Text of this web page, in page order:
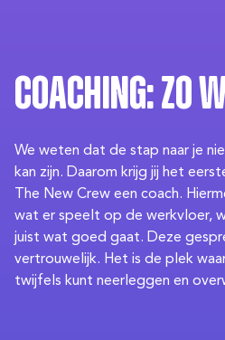
Coaching: zo
We weten dat de stap naar je
kan zijn. Daarom krijg jij het
The New Crew een coach.
wat er speelt op de werkvloer,
juist wat goed gaat. Deze
vertrouwelijk. Het is de plek
twijfels kunt neerleggen en